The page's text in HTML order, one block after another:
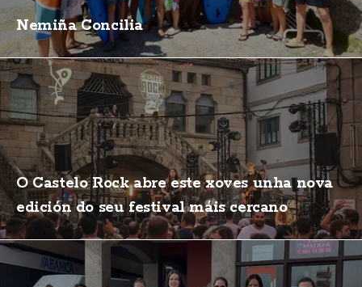
Nemiña Concilia
O Castelo Rock abre este xoves unha nova
edición do seu festival máis cercano